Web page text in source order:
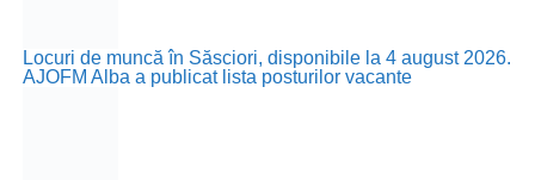
Locuri de muncă în Săsciori, disponibile la 4 august 2026.
AJOFM Alba a publicat lista posturilor vacante